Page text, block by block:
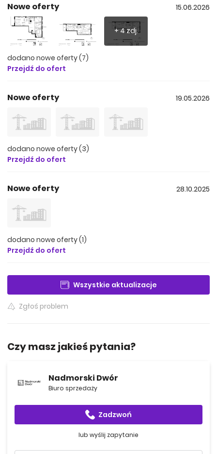
zabaw ze ścianką wspinaczkową i wewnętrza sala
- komórka lokatorska i miejsce parkingowe w cenie
mieszkania
- w sąsiedztwie Parku Reagana i plaży w Brzeźnie
- przystanek tramwajowy: 1 minuta spacerem
Nowe oferty 15.06.2026
+ 4 zdj.
dodano nowe oferty (7)
Przejdź do ofert
Nowe oferty 19.05.2026
dodano nowe oferty (3)
Przejdź do ofert
Nowe oferty 28.10.2025
dodano nowe oferty (1)
Przejdź do ofert
Wszystkie aktualizacje
Zgłoś problem
Czy masz jakieś pytania?
Nadmorski Dwór
Biuro sprzedaży
Zadzwoń
lub wyślij zapytanie